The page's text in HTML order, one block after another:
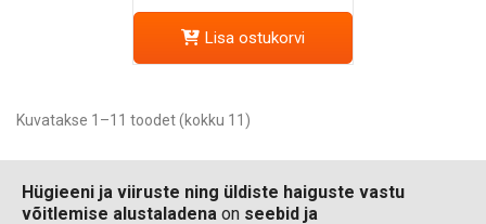
Lisa ostukorvi
Kuvatakse 1–11 toodet (kokku 11)
Hügieeni ja viiruste ning üldiste haiguste vastu
võitlemise alustaladena on seebid ja